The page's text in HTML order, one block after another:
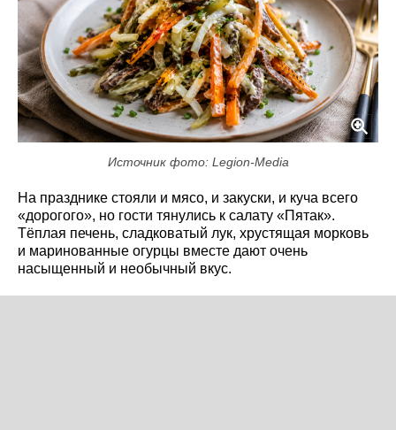
Источник фото: Legion-Media
На празднике стояли и мясо, и закуски, и куча всего
«дорогого», но гости тянулись к салату «Пятак».
Тёплая печень, сладковатый лук, хрустящая морковь
и маринованные огурцы вместе дают очень
насыщенный и необычный вкус.